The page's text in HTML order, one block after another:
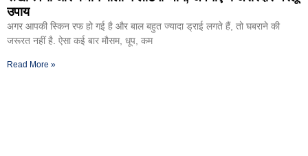
उपाय
अगर आपकी स्किन रफ हो गई है और बाल बहुत ज्यादा ड्राई लगते हैं, तो घबराने की
जरूरत नहीं है. ऐसा कई बार मौसम, धूप, कम
Read More »